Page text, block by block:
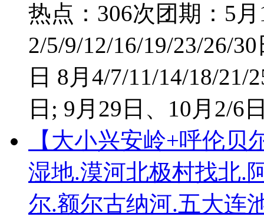
热点：306次 团期：5
2/5/9/12/16/19/23/26/
日 8月4/7/11/14/18/21/
日; 9月29日、10月2/6
【大小兴安岭+呼伦
湿地.漠河北极村找北.
尔.额尔古纳河.五大连